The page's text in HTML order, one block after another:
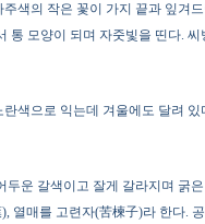
색의 작은 꽃이 가지 끝과 잎겨
통 모양이 되며 자줏빛을 띤다.
색으로 익는데 겨울에도 달려 있
두운 갈색이고 잘게 갈라지며 굵
열매를 고련자(苦楝子)라 한다.